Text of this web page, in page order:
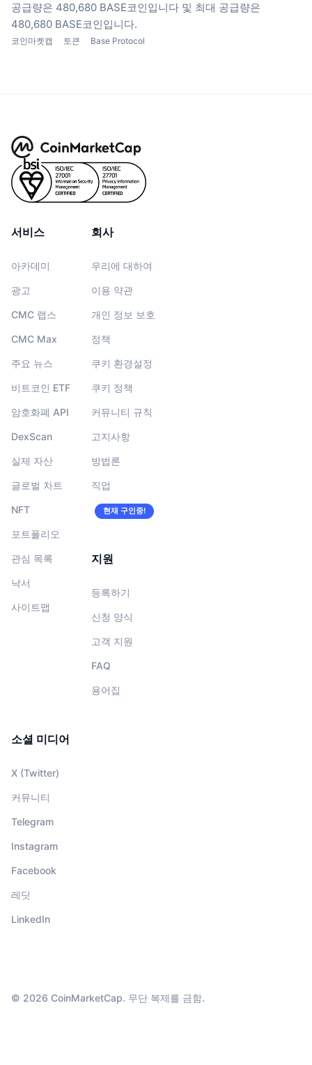
공급량은 480,680 BASE코인입니다 및 최대 공급량은
480,680 BASE코인입니다.
코인마켓캡 토큰 Base Protocol
서비스
아카데미
광고
CMC 랩스
CMC Max
주요 뉴스
비트코인 ETF
암호화폐 API
DexScan
실제 자산
글로벌 차트
NFT
포트폴리오
관심 목록
낙서
사이트맵
회사
우리에 대하여
이용 약관
개인 정보 보호
정책
쿠키 환경설정
쿠키 정책
커뮤니티 규칙
고지사항
방법론
직업
현재 구인중!
지원
등록하기
신청 양식
고객 지원
FAQ
용어집
소셜 미디어
X (Twitter)
커뮤니티
Telegram
Instagram
Facebook
레딧
LinkedIn
© 2026 CoinMarketCap. 무단 복제를 금함.